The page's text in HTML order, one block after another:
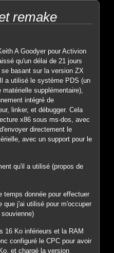
remake
A Goodyer pour Activion
qu'un délai de 21 jours
basant sur la version ZX
a utilisé le système PDS (un
supplémentaire),
intégré de
linker, et débugger. Cela
x86 sous ms-dos, avec
directement le
avec un support pour le
qu'il a utilisé (propos de
temps donnée pour effectuer
que j'ai utilisé pour m'occuper
16 Ko inférieurs et la RAM
configuré le CPC pour avoir
et chargé la version